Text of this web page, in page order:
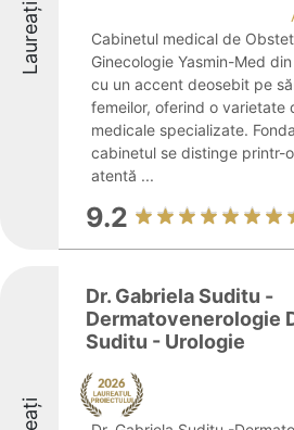
Laureați
Cabinetul medical de
Ginecologie Yasmin-Med
cu un accent deosebit pe
femeilor, oferind o varietate
medicale specializate.
cabinetul se distinge printr-
atentă ...
9.2
Dr. Gabriela Suditu -
Dermatovenerologie
Suditu - Urologie